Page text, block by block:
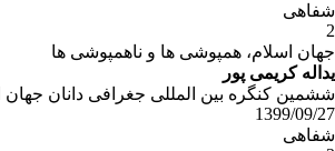
شفاهى
2
جهان اسلام، همپوشی ها و ناهمپوشی ها
یداله کریمی پور
ششمین کنگره بین المللی جغرافی دانان جهان
1399/09/27
شفاهى